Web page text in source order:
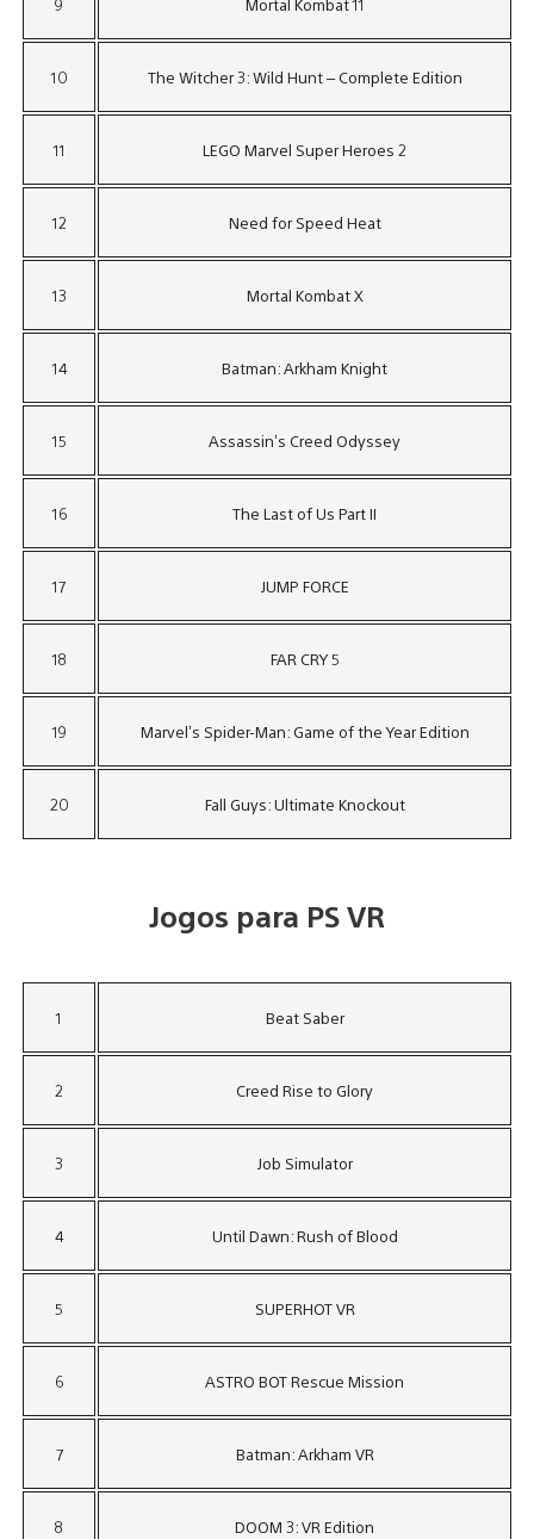
9 Mortal Kombat 11
10 The Witcher 3: Wild Hunt – Complete Edition
11 LEGO Marvel Super Heroes 2
12 Need for Speed Heat
13 Mortal Kombat X
14 Batman: Arkham Knight
15 Assassin’s Creed Odyssey
16 The Last of Us Part II
17 JUMP FORCE
18 FAR CRY 5
19 Marvel’s Spider-Man: Game of the Year Edition
20 Fall Guys: Ultimate Knockout
Jogos para PS VR
1 Beat Saber
2 Creed Rise to Glory
3 Job Simulator
4 Until Dawn: Rush of Blood
5 SUPERHOT VR
6 ASTRO BOT Rescue Mission
7 Batman: Arkham VR
8 DOOM 3: VR Edition